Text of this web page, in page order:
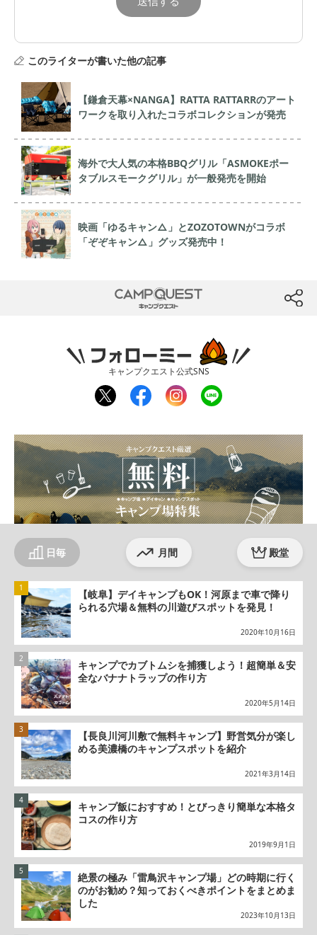
このライターが書いた他の記事
【鎌倉天幕×NANGA】RATTA RATTARRのアート
ワークを取り入れたコラボコレクションが発売
海外で大人気の本格BBQグリル「ASMOKEポー
タブルスモークグリル」が一般発売を開始
映画「ゆるキャン△」とZOZOTOWNがコラボ
「ぞぞキャン△」グッズ発売中！
btn
CAMP QUEST
キャンプクエスト公式SNS
twit
ter
fac
ebo
inst
agr
line
日毎 月間 殿堂
【岐阜】デイキャンプもOK！河原まで車で降り
られる穴場＆無料の川遊びスポットを発見！
2020年10月16日
キャンプでカブトムシを捕獲しよう！超簡単＆安
全なバナナトラップの作り方
2020年5月14日
【長良川河川敷で無料キャンプ】野営気分が楽し
める美濃橋のキャンプスポットを紹介
2021年3月14日
キャンプ飯におすすめ！とびっきり簡単な本格タ
コスの作り方
2019年9月1日
絶景の極み「雷鳥沢キャンプ場」どの時期に行く
のがお勧め？知っておくべきポイントをまとめま
した
2023年10月13日